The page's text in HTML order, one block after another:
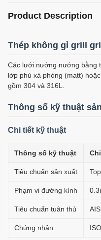
Product Description
Thép không gỉ grill grill
Các lưới nướng nướng bằng
lớp phủ xà phòng (matt)
gồm 304 và 316L.
Thông số kỹ thuật
Chi tiết kỹ thuật
Thông số kỹ thuật
Tiêu chuẩn sản xuất
Phạm vi đường kính
Tiêu chuẩn tuân thủ
Chứng nhận